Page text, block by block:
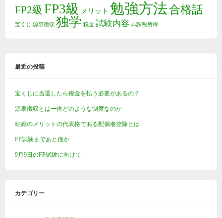
FP2級 FP3級 メリット 勉強方法合格話
宝くじ 源泉徴収 独学 税金 試験内容 非課税所得
最近の投稿
宝くじに当選したら税金を払う必要があるの？
源泉徴収とは一体どのような制度なのか
結婚のメリットの代表格である配偶者控除とは
FP試験まであと僅か
9月9日のFP試験に向けて
カテゴリー